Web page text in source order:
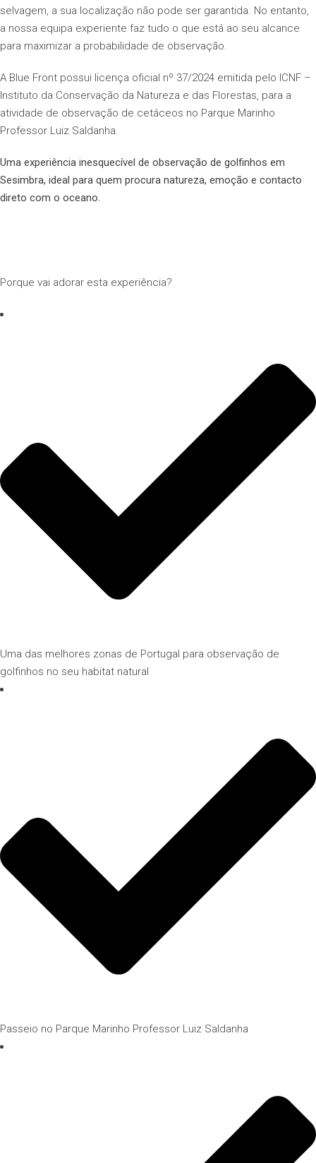
selvagem, a sua localização não pode ser garantida. No entanto,
a nossa equipa experiente faz tudo o que está ao seu alcance
para maximizar a probabilidade de observação.
A Blue Front possui licença oficial nº 37/2024 emitida pelo ICNF –
Instituto da Conservação da Natureza e das Florestas, para a
atividade de observação de cetáceos no Parque Marinho
Professor Luiz Saldanha.
Uma experiência inesquecível de observação de golfinhos em
Sesimbra, ideal para quem procura natureza, emoção e contacto
direto com o oceano.
Porque vai adorar esta experiência?
Uma das melhores zonas de Portugal para observação de
golfinhos no seu habitat natural
Passeio no Parque Marinho Professor Luiz Saldanha